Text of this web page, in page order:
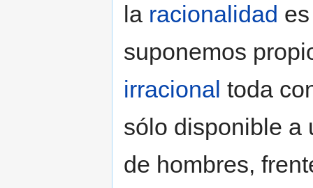
la racionalidad
suponemos
irracional toda
sólo disponible a
de hombres,